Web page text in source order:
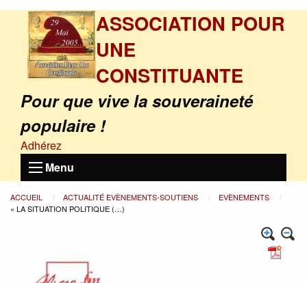
ASSOCIATION POUR
UNE
CONSTITUANTE
Pour que vive la souveraineté
populaire !
Adhérez
Menu
ACCUEIL ACTUALITÉ EVÈNEMENTS-SOUTIENS
EVÈNEMENTS
« LA SITUATION POLITIQUE (…)